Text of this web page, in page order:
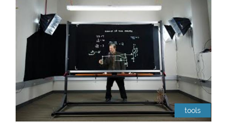
tools